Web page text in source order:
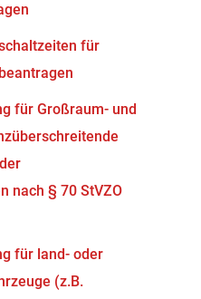
für
für Großraum- und
nach § 70 StVZO
für land- oder
(z.B.